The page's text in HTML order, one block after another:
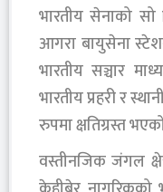
भारतीय सेनाको सो
आगरा बायुसेना
भारतीय सञ्चार
भारतीय प्रहरी र
रुपमा क्षतिग्रस्त
वस्तीनजिक जंगल